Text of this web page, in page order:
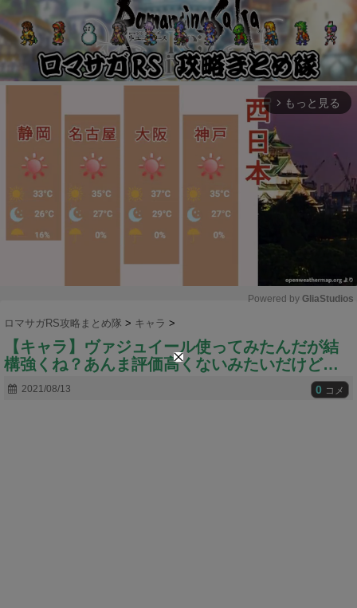
arrow_forward_ios もっと見る
u
t
Powered by GliaStudios
ロマサガRS攻略まとめ隊 > キャラ >
【キャラ】ヴァジュイール使ってみたんだが結
構強くね？あんま評価高くないみたいだけど…
2021/08/13 0 コメ